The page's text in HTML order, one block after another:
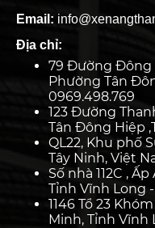
Email:
Địa chỉ:
79 Đường Đông
Phường Tân
0969.498.769
123 Đường
Tân Đông Hiệp
QL22, Khu phố
Tây Ninh, Việt
Số nhà 112C ,
Tỉnh Vĩnh Long -
1146 Tổ 23
Minh, Tỉnh Vĩnh